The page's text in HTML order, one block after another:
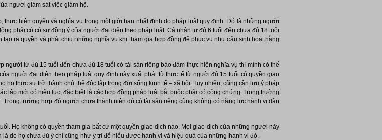
người giám sát việc giám hộ.
hiện quyền và nghĩa vụ trong một giới hạn nhất định do pháp luật quy định. Đó là những người
phải có có sự đồng ý của người đại diện theo pháp luật. Cá nhân tư đủ 6 tuổi đến chưa đủ 18 tuổi
ra quyền và phải chịu những nghĩa vụ khi tham gia hợp đồng để phục vụ nhu cầu sinh hoạt hằng
từ đủ 15 tuổi đến chưa đủ 18 tuổi có tài sản riêng bảo đảm thực hiện nghĩa vụ thì mình có thể
người đại diện theo pháp luật quy định này xuất phát từ thực tế từ người đủ 15 tuổi có quyền giao
họ thực sự trở thành chủ thể độc lập trong đời sống kinh tế – xã hội. Tuy nhiên, cũng cần lưu ý pháp
lập mới có hiệu lực, đặc biệt là các hợp đồng pháp luật bắt buộc phải có công chứng. Trong trường
trường hợp đó người chưa thành niên dù có tài sản riêng cũng không có năng lực hành vi dân
Họ không có quyền tham gia bất cứ một quyền giao dịch nào. Mọi giao dịch của những người này
do họ chưa đủ ý chí cũng như ý trí để hiểu được hành vi và hiệu quả của những hành vi đó.